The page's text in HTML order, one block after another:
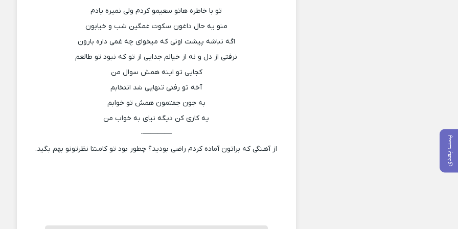
پست بعدی
تو با خاطره هاتو سعیمو کردم ولی نمیره یادم
منو یه حال داغون سکوت غمگین شب و خیابون
اگه نباشه پیشت اونی که میخوای چه غمی داره بارون
نرفتی از دل و نه از خیالم جدایی از تو که نبود تو طالعم
کجایی تو اینه همش سوال من
آخه تو رفتی تنهایی شد انتخابم
به جون جفتمون همش تو خوابم
یه کاری کن دیگه نیای به خواب من
————-
از آهنگی که براتون آماده کردم راضی بودید؟ چطور بود تو کامنتا نظرتونو بهم بگید.